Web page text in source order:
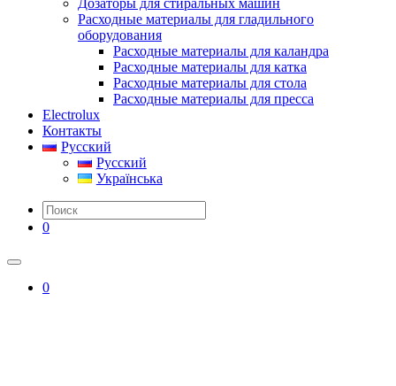
Дозаторы для стиральных машин
Расходные материалы для гладильного
оборудования
Расходные материалы для каландра
Расходные материалы для катка
Расходные материалы для стола
Расходные материалы для пресса
Electrolux
Контакты
Русский
Русский
Українська
0
0